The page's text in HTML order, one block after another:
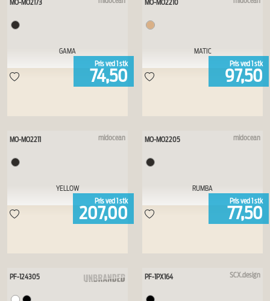
MO-MO2173
GAMA
Pris ved 1 stk
74,50
MO-MO2210
MATIC
Pris ved 1 stk
97,50
midocean
MO-MO2211
YELLOW
Pris ved 1 stk
207,00
midocean
MO-MO2205
RUMBA
Pris ved 1 stk
77,50
PF-124305 SCX.design
PF-1PX164